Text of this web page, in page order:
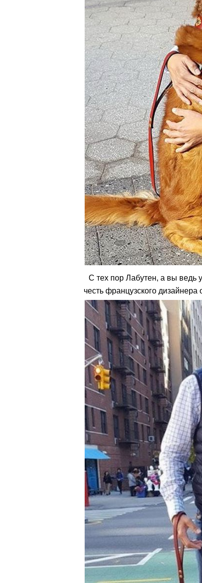
С тех пор Лабутен, а вы ведь
честь французского